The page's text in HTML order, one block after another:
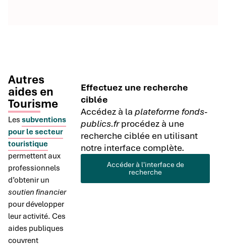
Autres
aides en
Tourisme
Les subventions
pour le secteur
touristique
permettent aux
professionnels
d’obtenir un
soutien financier
pour développer
leur activité. Ces
aides publiques
couvrent
Effectuez une recherche
ciblée
Accédez à laplateforme fonds-
publics.frprocédez à une
recherche ciblée en utilisant
notre interface complète.
Accéder à l'interface de
recherche